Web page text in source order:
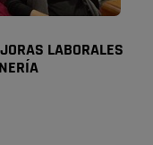
LABORALES